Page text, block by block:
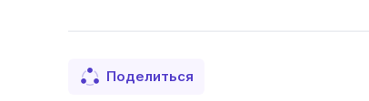
Поделиться